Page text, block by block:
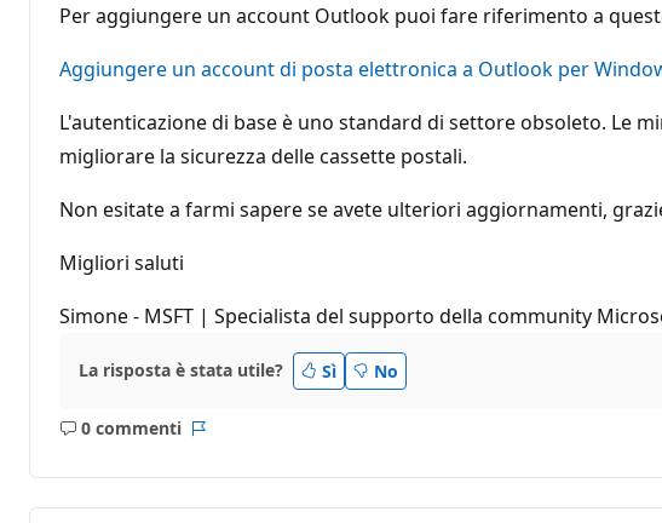
Per aggiungere un account Outlook puoi fare riferimento a
Aggiungere un account di posta elettronica a Outlook per
L'autenticazione di base è uno standard di settore obsoleto. Le
migliorare la sicurezza delle cassette postali.
Non esitate a farmi sapere se avete ulteriori aggiornamenti,
Migliori saluti
Simone - MSFT | Specialista del supporto della community
La risposta è stata utile? Sì No
0 commenti
Nessun